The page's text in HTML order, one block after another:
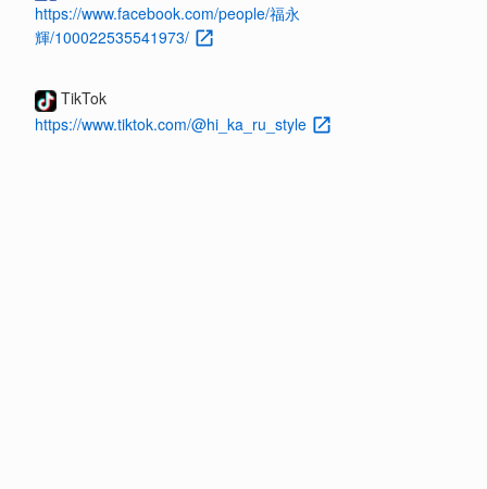
https://www.facebook.com/people/福永
輝/100022535541973/
TikTok
https://www.tiktok.com/@hi_ka_ru_style